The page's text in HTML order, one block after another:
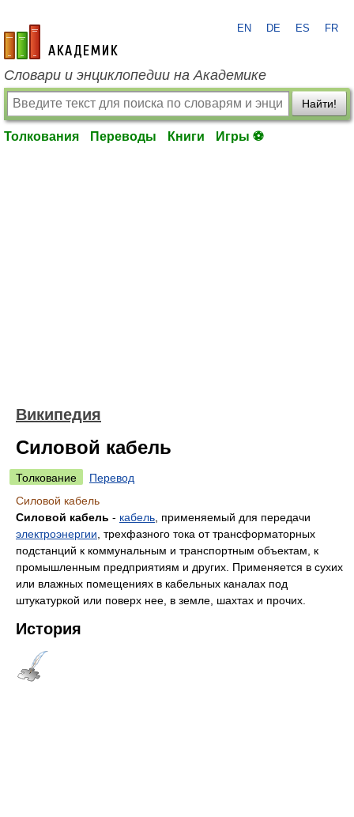
academic.ru
EN DE ES FR
Словари и энциклопедии на Академике
Найти!
Толкования Переводы Книги Игры ⚽
Википедия
Силовой кабель
Толкование
Перевод
Силовой кабель
Силовой кабель - кабель , применяемый для передачи
электроэнергии , трехфазного тока от трансформаторных
подстанций к коммунальным и транспортным объектам, к
промышленным предприятиям и других. Применяется в сухих
или влажных помещениях в кабельных каналах под
штукатуркой или поверх нее, в земле, шахтах и прочих.
История